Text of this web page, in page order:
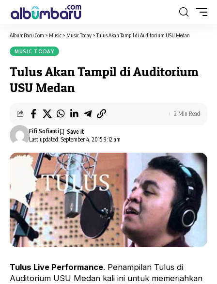
AlbumBaru.Com > Music > Music Today >Tulus Akan Tampil di Auditorium USU Medan
MUSIC TODAY
Tulus Akan Tampil di Auditorium
USU Medan
Last updated: September 4, 2015 9:12 am
Fifi Sofianti
2 Min Read
Tulus Live Performance. Penampilan Tulus di
Auditorium USU Medan kali ini untuk memeriahkan